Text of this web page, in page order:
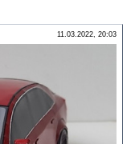
11.03.2022, 20:03